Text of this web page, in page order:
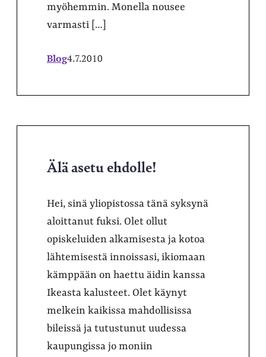
myöhemmin. Monella nousee
varmasti […]
Blog4.7.2010
Älä asetu ehdolle!
Hei, sinä yliopistossa tänä syksynä
aloittanut fuksi. Olet ollut
opiskeluiden alkamisesta ja kotoa
lähtemisestä innoissasi, ikiomaan
kämppään on haettu äidin kanssa
Ikeasta kalusteet. Olet käynyt
melkein kaikissa mahdollisissa
bileissä ja tutustunut uudessa
kaupungissa jo moniin